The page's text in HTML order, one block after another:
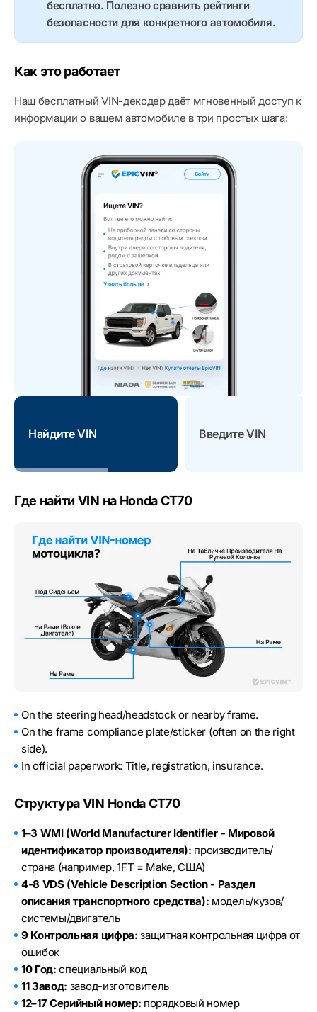
бесплатно. Полезно сравнить рейтинги
безопасности для конкретного автомобиля.
Как это работает
Наш бесплатный VIN-декодер даёт мгновенный доступ к
информации о вашем автомобиле в три простых шага:
Найдите VIN Введите VIN
Где найти VIN на Honda CT70
On the steering head/headstock or nearby frame.
On the frame compliance plate/sticker (often on the right
side).
In official paperwork: Title, registration, insurance.
Структура VIN Honda CT70
1–3 WMI (World Manufacturer Identifier - Мировой
идентификатор производителя): производитель/
страна (например, 1FT = Make, США)
4-8 VDS (Vehicle Description Section - Раздел
описания транспортного средства): модель/кузов/
системы/двигатель
9 Контрольная цифра: защитная контрольная цифра от
ошибок
10 Год: специальный код
11 Завод: завод-изготовитель
12–17 Серийный номер: порядковый номер